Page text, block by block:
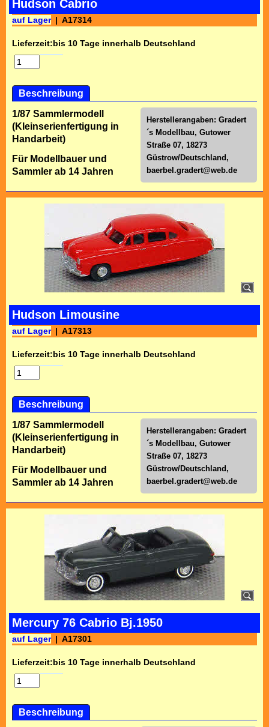
Hudson Cabrio
auf Lager A17314
Lieferzeit:bis 10 Tage innerhalb Deutschland
Beschreibung
Herstellerangaben: Gradert
´s Modellbau, Gutower
Straße 07, 18273
Güstrow/Deutschland,
baerbel.gradert@web.de
1/87 Sammlermodell
(Kleinserienfertigung in
Handarbeit)
Für Modellbauer und
Sammler ab 14 Jahren
Hudson Limousine
auf Lager A17313
Lieferzeit:bis 10 Tage innerhalb Deutschland
Beschreibung
Herstellerangaben: Gradert
´s Modellbau, Gutower
Straße 07, 18273
Güstrow/Deutschland,
baerbel.gradert@web.de
1/87 Sammlermodell
(Kleinserienfertigung in
Handarbeit)
Für Modellbauer und
Sammler ab 14 Jahren
Mercury 76 Cabrio Bj.1950
auf Lager A17301
Lieferzeit:bis 10 Tage innerhalb Deutschland
Beschreibung